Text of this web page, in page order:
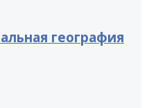
география